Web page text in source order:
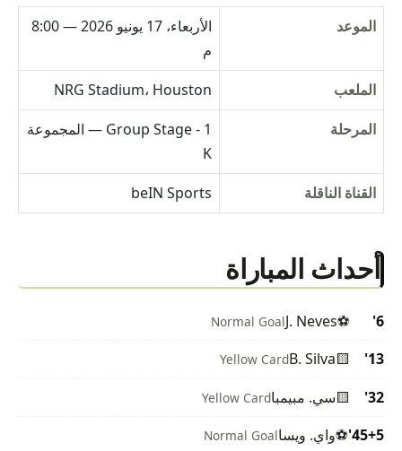
الموعد
الأربعاء، 17 يونيو 2026 — 8:00
م
الملعب
NRG Stadium، Houston
المرحلة
Group Stage - 1 — المجموعة
K
القناة الناقلة
beIN Sports
أحداث المباراة
6'
⚽
J. Neves
Normal Goal
13'
🟨
B. Silva
Yellow Card
32'
🟨سي. مبيمباYellow Card
45+5'
⚽واي. ويساNormal Goal